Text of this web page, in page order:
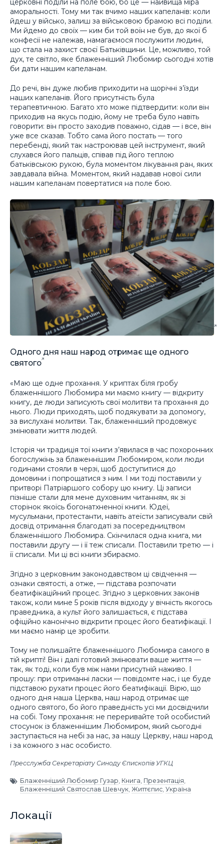
церковні поділи на поле бою, бо це — найвища міра
аморальності. Тому ми так вчимо наших капеланів: коли
йдеш у військо, залиш за військовою брамою всі поділи.
Ми йдемо до своїх — ким би той воїн не був, до якої б
конфесії не належав, намагаємося послужити людині,
що стала на захист своєї Батьківщини. Це, можливо, той
дух, те світло, яке блаженніший Любомир сьогодні хотів
би дати нашим капеланам.
До речі, він дуже любив приходити на щорічні з’їзди
наших капеланів. Його присутність була
терапевтичною. Багато хто може підтвердити: коли він
приходив на якусь подію, йому не треба було навіть
говорити: він просто заходив поважно, сідав — і все, він
уже все сказав. Тобто сама його постать — того
перебенді, який так настроював цей інструмент, який
слухався його пальців, співав під його теплою
батьківською рукою, була моментом лікування ран, яких
завдавала війна. Моментом, який надавав нової сили
нашим капеланам повертатися на поле бою.
Одного дня наш народ отримає ще одного
святого
«Маю ще одне прохання. У криптах біля гробу
блаженнішого Любомира ми маємо книгу — відкриту
книгу, де люди записують свої молитви та прохання до
нього. Люди приходять, щоб подякувати за допомогу,
за вислухані молитви. Так, блаженніший продовжує
змінювати життя людей.
Історія чи традиція тої книги з’явилася в час похоронних
богослужінь за блаженнішим Любомиром, коли люди
годинами стояли в черзі, щоб доступитися до
домовини і попрощатися з ним. І ми тоді поставили у
притворі Патріаршого собору цю книгу. Ці записи
пізніше стали для мене духовним читанням, як зі
сторінок якоїсь богонатхненної книги. Юдеї,
мусульмани, протестанти, навіть атеїсти записували свій
досвід отримання благодаті за посередництвом
блаженнішого Любомира. Скінчилася одна книга, ми
поставили другу — і її теж списали. Поставили третю — і
її списали. Ми ці всі книги збираємо.
Згідно з церковним законодавством ці свідчення —
ознаки святості, а отже, — підстава розпочати
беатифікаційний процес. Згідно з церковних законів
також, коли мине 5 років після відходу у вічність якогось
праведника, а культ його залишається, є підстава
офіційно канонічно відкрити процес його беатифікації. І
ми маємо намір це зробити.
Тому не полишайте блаженнішого Любомира самого в
тій крипті! Він і далі готовий змінювати ваше життя —
так, як тоді, коли був між нами присутній наживо. І
прошу: при отриманні ласки — повідомте нас, і це буде
підставою рухати процес його беатифікації. Вірю, що
одного дня наша Церква, наш народ отримає ще
одного святого, бо його праведність усі ми досвідчили
на собі. Тому прохання: не переривайте той особистий
стосунок із блаженнішим Любомиром, який сьогодні
заступається на небі за нас, за нашу Церкву, наш народ
і за кожного з нас особисто.
Пресслужба Секретаріату Синоду Єпископів УГКЦ
Блаженніший Любомир Гузар Книга Презентація
Блаженніший Святослав Шевчук Життєпис Україна
Локації